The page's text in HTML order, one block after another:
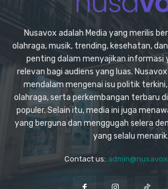
Nusavox adalah Media yang merilis
olahraga, musik, trending, kesehatan,
penting dalam menyajikan informasi
relevan bagi audiens yang luas.
mendalam mengenai isu politik
olahraga, serta perkembangan terbaru
populer. Selain itu, media ini juga
yang berguna dan menggugah selera
yang selalu
Contact us: